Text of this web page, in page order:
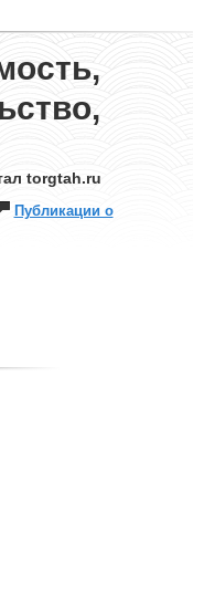
torgtah.ru
Публикации о